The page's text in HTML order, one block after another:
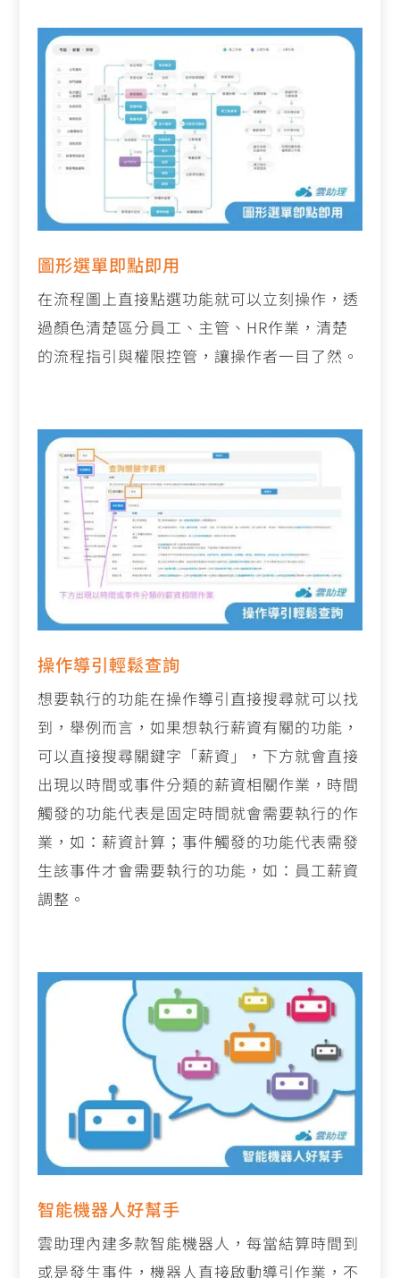
圖形選單即點即用
在流程圖上直接點選功能就可以立刻操作，透
過顏色清楚區分員工、主管、HR作業，清楚
的流程指引與權限控管，讓操作者一目了然。
操作導引輕鬆查詢
想要執行的功能在操作導引直接搜尋就可以找
到，舉例而言，如果想執行薪資有關的功能，
可以直接搜尋關鍵字「薪資」，下方就會直接
出現以時間或事件分類的薪資相關作業，時間
觸發的功能代表是固定時間就會需要執行的作
業，如：薪資計算；事件觸發的功能代表需發
生該事件才會需要執行的功能，如：員工薪資
調整。
智能機器人好幫手
雲助理內建多款智能機器人，每當結算時間到
或是發生事件，機器人直接啟動導引作業，不